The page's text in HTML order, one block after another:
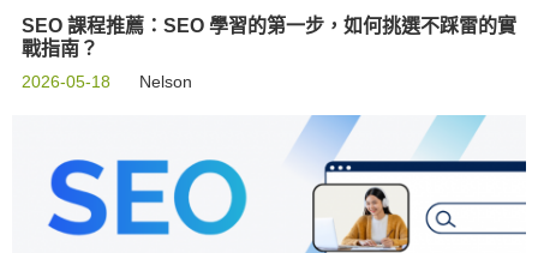
SEO 課程推薦：SEO 學習的第一步，如何挑選不踩雷的實
戰指南？
2026-05-18 Nelson